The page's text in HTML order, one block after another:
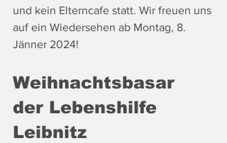
und kein Elterncafe statt. Wir freuen uns
auf ein Wiedersehen ab Montag, 8.
Jänner 2024!
Weihnachtsbasar
der Lebenshilfe
Leibnitz